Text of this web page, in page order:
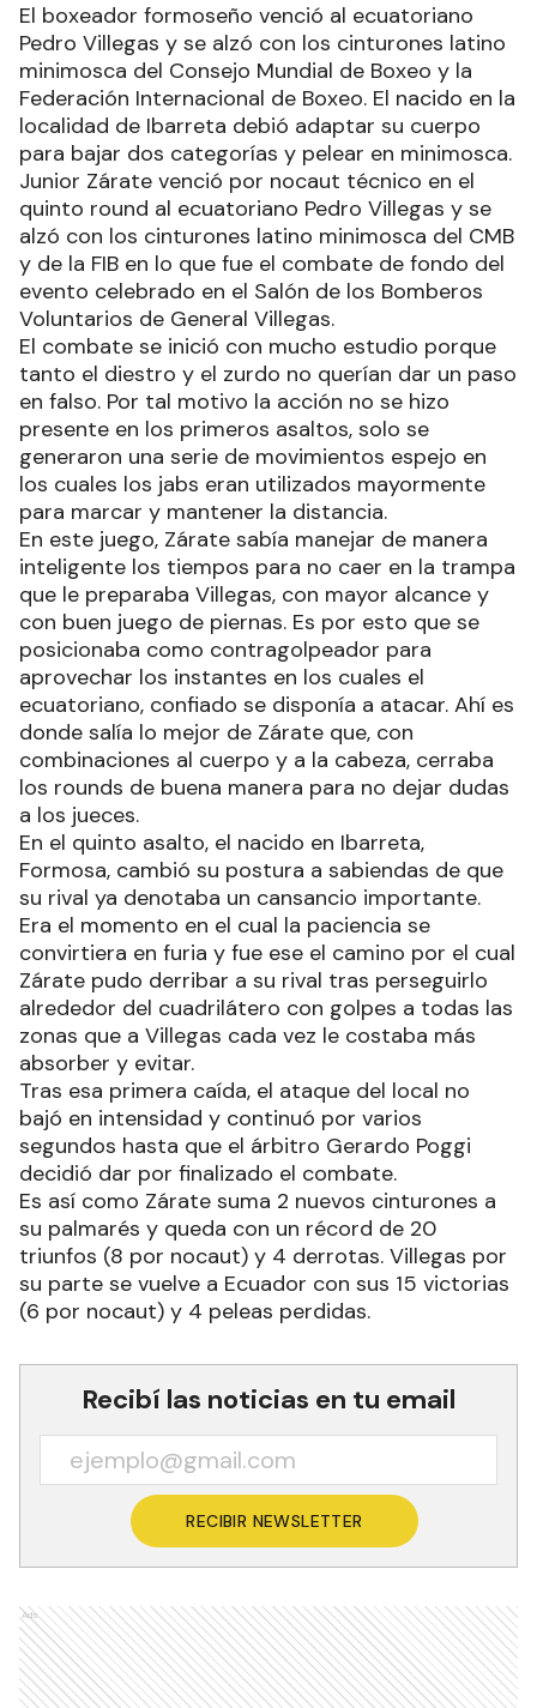
El boxeador formoseño venció al ecuatoriano
Pedro Villegas y se alzó con los cinturones latino
minimosca del Consejo Mundial de Boxeo y la
Federación Internacional de Boxeo. El nacido en la
localidad de Ibarreta debió adaptar su cuerpo
para bajar dos categorías y pelear en minimosca.
Junior Zárate venció por nocaut técnico en el
quinto round al ecuatoriano Pedro Villegas y se
alzó con los cinturones latino minimosca del CMB
y de la FIB en lo que fue el combate de fondo del
evento celebrado en el Salón de los Bomberos
Voluntarios de General Villegas.
El combate se inició con mucho estudio porque
tanto el diestro y el zurdo no querían dar un paso
en falso. Por tal motivo la acción no se hizo
presente en los primeros asaltos, solo se
generaron una serie de movimientos espejo en
los cuales los jabs eran utilizados mayormente
para marcar y mantener la distancia.
En este juego, Zárate sabía manejar de manera
inteligente los tiempos para no caer en la trampa
que le preparaba Villegas, con mayor alcance y
con buen juego de piernas. Es por esto que se
posicionaba como contragolpeador para
aprovechar los instantes en los cuales el
ecuatoriano, confiado se disponía a atacar. Ahí es
donde salía lo mejor de Zárate que, con
combinaciones al cuerpo y a la cabeza, cerraba
los rounds de buena manera para no dejar dudas
a los jueces.
En el quinto asalto, el nacido en Ibarreta,
Formosa, cambió su postura a sabiendas de que
su rival ya denotaba un cansancio importante.
Era el momento en el cual la paciencia se
convirtiera en furia y fue ese el camino por el cual
Zárate pudo derribar a su rival tras perseguirlo
alrededor del cuadrilátero con golpes a todas las
zonas que a Villegas cada vez le costaba más
absorber y evitar.
Tras esa primera caída, el ataque del local no
bajó en intensidad y continuó por varios
segundos hasta que el árbitro Gerardo Poggi
decidió dar por finalizado el combate.
Es así como Zárate suma 2 nuevos cinturones a
su palmarés y queda con un récord de 20
triunfos (8 por nocaut) y 4 derrotas. Villegas por
su parte se vuelve a Ecuador con sus 15 victorias
(6 por nocaut) y 4 peleas perdidas.
Recibí las noticias en tu email
RECIBIR NEWSLETTER
Ads